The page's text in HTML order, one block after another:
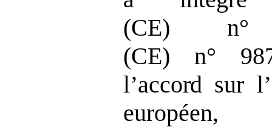
(CE)
n°
(CE)
n°
l’accord sur
européen,